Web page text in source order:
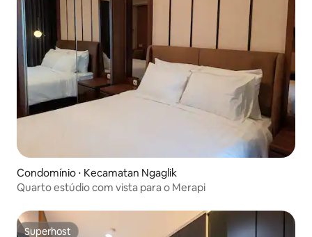
Condomínio ⋅ Kecamatan Ngaglik
Quarto estúdio com vista para o Merapi
Superhost